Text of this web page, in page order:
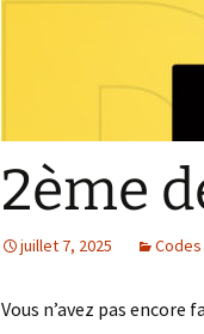
Résultats 2015
Résultats 2016
2ème
juillet 7, 2025 Codes
Vous n’avez pas encore